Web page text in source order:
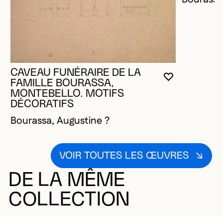
VOUS
FERMER
OUVRIR LA
CAVEAU FUNÉRAIRE DE LA
FAMILLE BOURASSA,
MONTEBELLO. MOTIFS
DÉCORATIFS
Bourassa, Augustine ?
VOIR TOUTES LES ŒUVRES
DE LA MÊME
COLLECTION